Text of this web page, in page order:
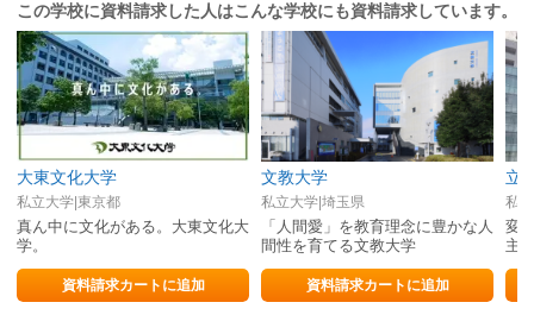
この学校に資料請求した人はこんな学校にも資料請求しています。
大東文化大学
私立大学|東京都
真ん中に文化がある。大東文化大
学。
資料請求カートに追加
文教大学
私立大学|埼玉県
「人間愛」を教育理念に豊かな人
間性を育てる文教大学
資料請求カートに追加
立
私
変
主
力